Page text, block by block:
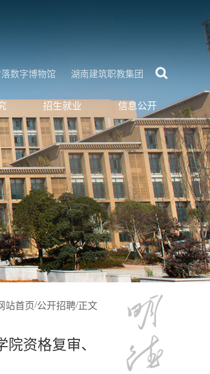
数字博物馆 湖南建筑职教集团
招生就业 信息公开
站首页/公开招聘/正文
资格复审、